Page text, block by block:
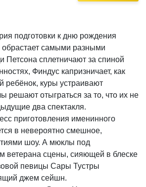
подготовки к дню рождения
обрастает самыми разными
Петсона сплетничают за спиной
Финдус капризничает, как
ребёнок, куры устраивают
решают отыграться за то, что их не
два спектакля.
приготовления именинного
в невероятно смешное,
шоу. А мюклы под
ветерана сцены, сияющей в блеске
певицы Сары Тустры
джем сейшн.